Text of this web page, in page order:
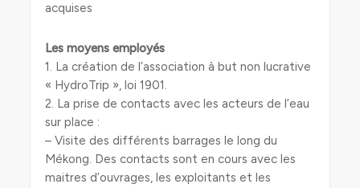
acquises
Les moyens employés
1. La création de l’association à but non lucrative
« HydroTrip », loi 1901.
2. La prise de contacts avec les acteurs de l’eau
sur place :
– Visite des différents barrages le long du
Mékong. Des contacts sont en cours avec les
maitres d’ouvrages, les exploitants et les